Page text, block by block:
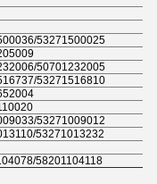
53271500025
50701232005
53271516810
53271009012
53271013232
58201104118